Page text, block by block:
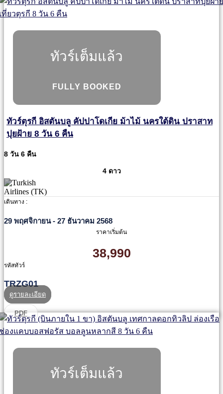
ทัวร์เต็มแล้ว
FULLY BOOKED
ทัวร์ตุรกี อิสตันบลู คัปปาโดเกีย ม้าไม้ นครใต้ดิน ปราสาท
ปุยฝ้าย 8 วัน 6 คืน
8 วัน 6 คืน
4 ดาว
เดินทาง :
29 พฤศจิกายน - 27 ธันวาคม 2568
ราคาเริ่มต้น
38,990
รหัสทัวร์
TRZG01
ดูรายละเอียด
PDF
ทัวร์เต็มแล้ว